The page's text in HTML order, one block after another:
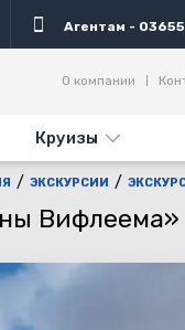
Агентам -
Круизы
О компании
ЭКСКУРСИИ
Вифлеема»
выезда Информация